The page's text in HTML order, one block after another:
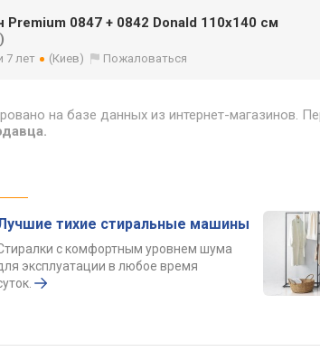
Premium 0847 + 0842 Donald 110х140 см
7 лет (Киев) Пожаловаться
на базе данных из интернет-магазинов.
тихие стиральные машины
с комфортным уровнем шума
эксплуатации в любое время